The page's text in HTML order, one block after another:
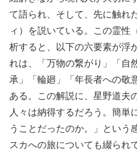
て語られ、そして、先に触れ
ィ）を説いている。この霊性
析すると、以下の六要素が浮
れは、「万物の繋がり」「自
承」「輪廻」「年長者への敬
ある。この解説に、星野道夫
人々は納得するだろう。簡単
うことだったのか。」という
スカへの旅についても綴られ